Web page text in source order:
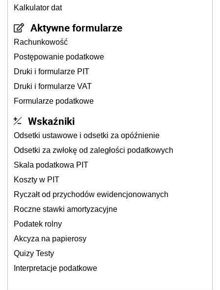
Kalkulator dat
Aktywne formularze
Rachunkowość
Postępowanie podatkowe
Druki i formularze PIT
Druki i formularze VAT
Formularze podatkowe
Wskaźniki
Odsetki ustawowe i odsetki za opóźnienie
Odsetki za zwłokę od zaległości podatkowych
Skala podatkowa PIT
Koszty w PIT
Ryczałt od przychodów ewidencjonowanych
Roczne stawki amortyzacyjne
Podatek rolny
Akcyza na papierosy
Quizy Testy
Interpretacje podatkowe